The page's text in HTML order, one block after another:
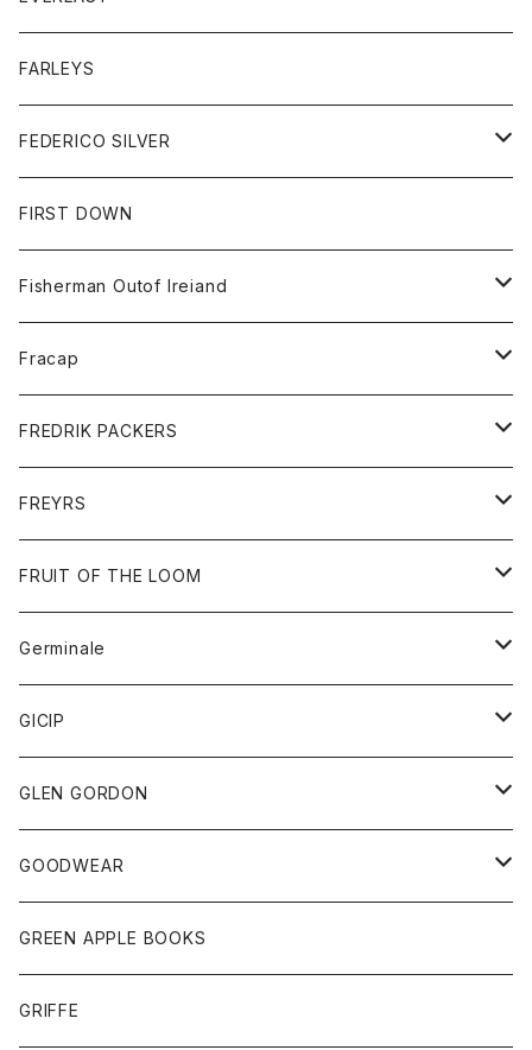
シャツ
セーター
ボトム
ショートパンツ
パンツ
レディース
コート
ジャケット
Tシャツ
ボトム
トップス
ジャケット
スエットシャツ
ボトム
スエットパンツ
グッズ
帽子
FARLEYS
FEDERICO SILVER
アクセサリー
FIRST DOWN
Fisherman Outof Ireiand
ニット
Fracap
グッズ
靴
FREDRIK PACKERS
アクセサリー
バッグ
FREYRS
サングラス
FRUIT OF THE LOOM
アウター
パーカー
グッズ
ネクタイ
チーフ
トップス
シャツ
タンクトップ
ボトム
ショートパンツ
スカート
レディース
スカート
Germinale
靴
サンダル
GICIP
トップス
Tシャツ
GLEN GORDON
グッズ
手袋
GOODWEAR
トップス
Tシャツ
GREEN APPLE BOOKS
GRIFFE